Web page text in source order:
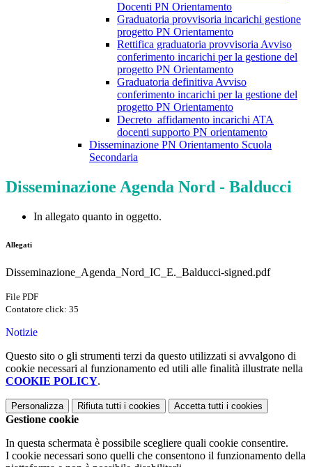
Docenti PN Orientamento
Graduatoria provvisoria incarichi gestione
progetto PN Orientamento
Rettifica graduatoria provvisoria Avviso
conferimento incarichi per la gestione del
progetto PN Orientamento
Graduatoria definitiva Avviso
conferimento incarichi per la gestione del
progetto PN Orientamento
Decreto_affidamento incarichi ATA
docenti supporto PN orientamento
Disseminazione PN Orientamento Scuola
Secondaria
Disseminazione Agenda Nord - Balducci
In allegato quanto in oggetto.
Allegati
Disseminazione_Agenda_Nord_IC_E._Balducci-signed.pdf
File PDF
Contatore click: 35
Notizie
Questo sito o gli strumenti terzi da questo utilizzati si avvalgono di
cookie necessari al funzionamento ed utili alle finalità illustrate nella
COOKIE POLICY.
Personalizza Rifiuta tutti i cookies Accetta tutti i cookies
Gestione cookie
In questa schermata è possibile scegliere quali cookie consentire.
I cookie necessari sono quelli che consentono il funzionamento della